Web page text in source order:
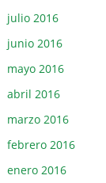
julio 2016
junio 2016
mayo 2016
abril 2016
marzo 2016
febrero 2016
enero 2016